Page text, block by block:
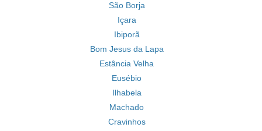
São Borja
Içara
Ibiporã
Bom Jesus da Lapa
Estância Velha
Eusébio
Ilhabela
Machado
Cravinhos